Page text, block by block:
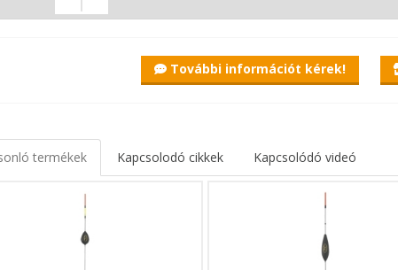
További információt kérek!
termékek Kapcsolodó cikkek Kapcsolódó videó